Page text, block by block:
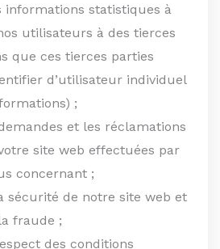
informations statistiques à
utilisateurs à des tierces
que ces tierces parties
d’utilisateur individuel
;
et les réclamations
site web effectuées par
concernant ;
sécurité de notre site web et
fraude ;
des conditions